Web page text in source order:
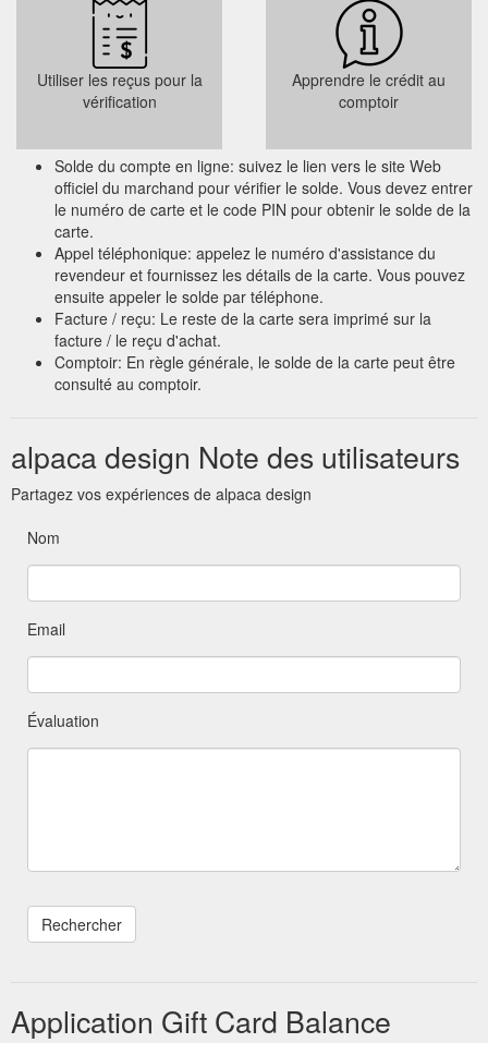
Utiliser les reçus pour la
vérification
Apprendre le crédit au
comptoir
Solde du compte en ligne: suivez le lien vers le site Web
officiel du marchand pour vérifier le solde. Vous devez entrer
le numéro de carte et le code PIN pour obtenir le solde de la
carte.
Appel téléphonique: appelez le numéro d'assistance du
revendeur et fournissez les détails de la carte. Vous pouvez
ensuite appeler le solde par téléphone.
Facture / reçu: Le reste de la carte sera imprimé sur la
facture / le reçu d'achat.
Comptoir: En règle générale, le solde de la carte peut être
consulté au comptoir.
alpaca design Note des utilisateurs
Partagez vos expériences de alpaca design
Nom
Email
Évaluation
Application Gift Card Balance